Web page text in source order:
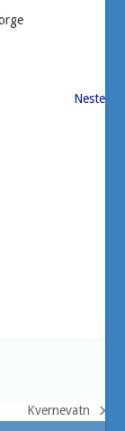
Neste
next
Kvernevatn